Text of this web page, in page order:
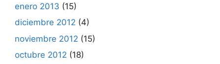
enero 2013 (15)
diciembre 2012 (4)
noviembre 2012 (15)
octubre 2012 (18)